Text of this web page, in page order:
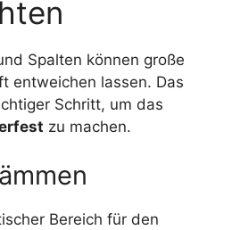
Spalten können große
entweichen lassen. Das
Schritt, um das
zu machen.
Bereich für den